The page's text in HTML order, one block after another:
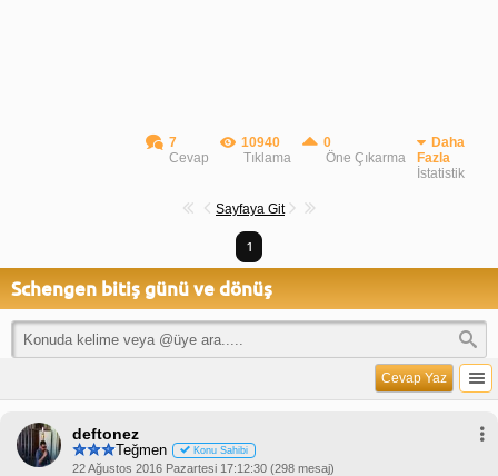
7
Cevap
10940
Tıklama
0
Öne Çıkarma
Daha
Fazla
İstatistik
Sayfaya Git
1
Schengen bitiş günü ve dönüş
Cevap Yaz
deftonez
Teğmen Konu Sahibi
22 Ağustos 2016 Pazartesi 17:12:30 (298 mesaj)